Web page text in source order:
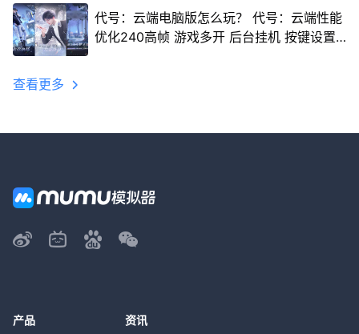
代号：云端电脑版怎么玩？ 代号：云端性能
优化240高帧 游戏多开 后台挂机 按键设置
查看更多
产品 资讯